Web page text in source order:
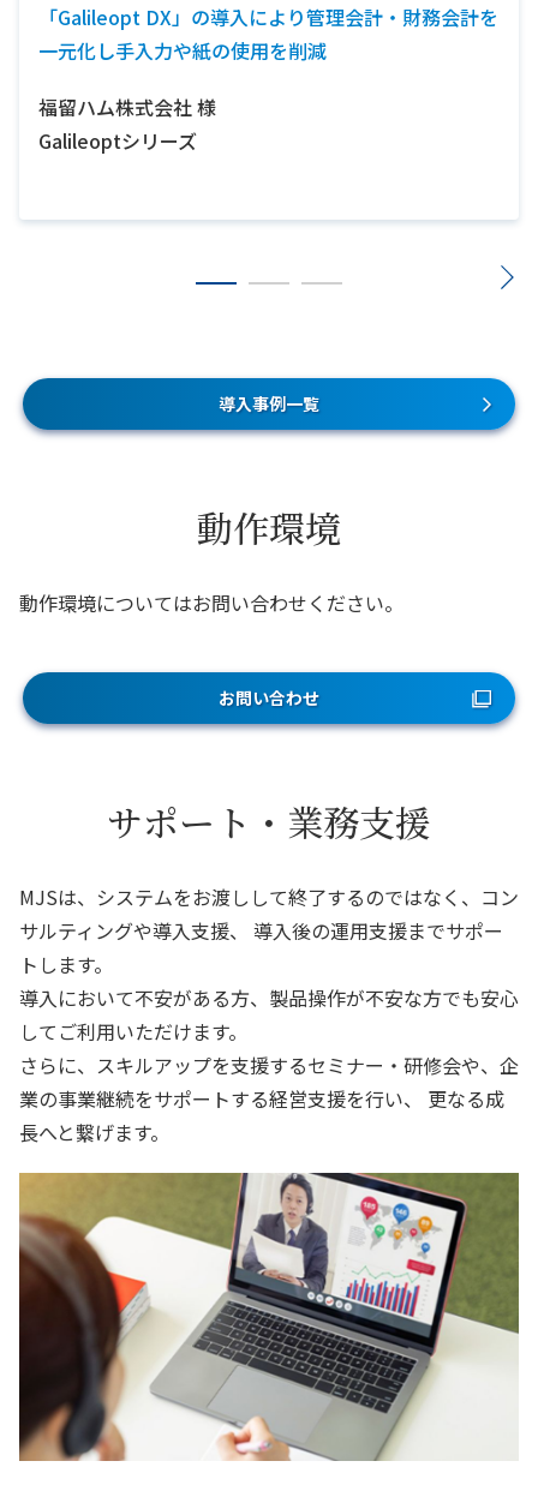
「Galileopt DX」の導入により管理会計・財務会計を
一元化し手入力や紙の使用を削減
福留ハム株式会社様
Galileoptシリーズ
導入事例一覧
動作環境
動作環境についてはお問い合わせください。
お問い合わせ
サポート・業務支援
MJSは、システムをお渡しして終了するのではなく、コン
サルティングや導入支援、 導入後の運用支援までサポー
トします。
導入において不安がある方、製品操作が不安な方でも安心
してご利用いただけます。
さらに、スキルアップを支援するセミナー・研修会や、企
業の事業継続をサポートする経営支援を行い、
更なる成
長へと繋げます。